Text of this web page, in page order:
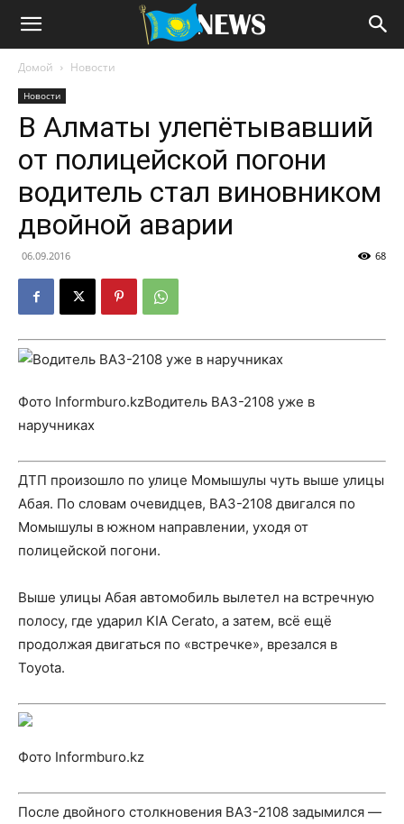
Домой Новости
Новости
В Алматы улепётывавший
от полицейской погони
водитель стал виновником
двойной аварии
06.09.2016 68
Фото Informburo.kzВодитель ВАЗ-2108 уже в
наручниках
ДТП произошло по улице Момышулы чуть выше улицы
Абая. По словам очевидцев, ВАЗ-2108 двигался по
Момышулы в южном направлении, уходя от
полицейской погони.
Выше улицы Абая автомобиль вылетел на встречную
полосу, где ударил KIA Cerato, а затем, всё ещё
продолжая двигаться по «встречке», врезался в
Toyota.
Фото Informburo.kz
После двойного столкновения ВАЗ-2108 задымился —